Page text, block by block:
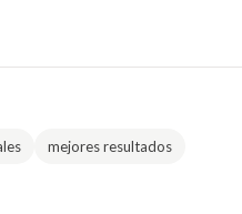
mejores resultados